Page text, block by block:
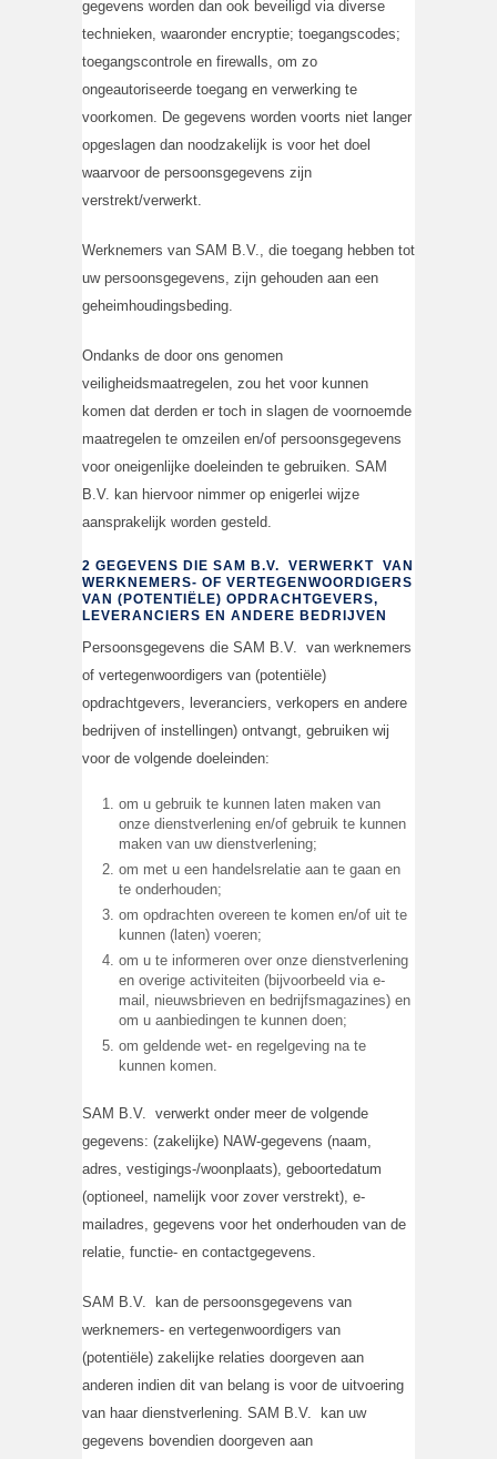
gegevens worden dan ook beveiligd via diverse
technieken, waaronder encryptie; toegangscodes;
toegangscontrole en firewalls, om zo
ongeautoriseerde toegang en verwerking te
voorkomen. De gegevens worden voorts niet langer
opgeslagen dan noodzakelijk is voor het doel
waarvoor de persoonsgegevens zijn
verstrekt/verwerkt.
Werknemers van SAM B.V., die toegang hebben tot
uw persoonsgegevens, zijn gehouden aan een
geheimhoudingsbeding.
Ondanks de door ons genomen
veiligheidsmaatregelen, zou het voor kunnen
komen dat derden er toch in slagen de voornoemde
maatregelen te omzeilen en/of persoonsgegevens
voor oneigenlijke doeleinden te gebruiken. SAM
B.V. kan hiervoor nimmer op enigerlei wijze
aansprakelijk worden gesteld.
2 GEGEVENS DIE SAM B.V. VERWERKT VAN
WERKNEMERS- OF VERTEGENWOORDIGERS
VAN (POTENTIËLE) OPDRACHTGEVERS,
LEVERANCIERS EN ANDERE BEDRIJVEN
Persoonsgegevens die SAM B.V. van werknemers
of vertegenwoordigers van (potentiële)
opdrachtgevers, leveranciers, verkopers en andere
bedrijven of instellingen) ontvangt, gebruiken wij
voor de volgende doeleinden:
om u gebruik te kunnen laten maken van
onze dienstverlening en/of gebruik te kunnen
maken van uw dienstverlening;
om met u een handelsrelatie aan te gaan en
te onderhouden;
om opdrachten overeen te komen en/of uit te
kunnen (laten) voeren;
om u te informeren over onze dienstverlening
en overige activiteiten (bijvoorbeeld via e-
mail, nieuwsbrieven en bedrijfsmagazines) en
om u aanbiedingen te kunnen doen;
om geldende wet- en regelgeving na te
kunnen komen.
SAM B.V. verwerkt onder meer de volgende
gegevens: (zakelijke) NAW-gegevens (naam,
adres, vestigings-/woonplaats), geboortedatum
(optioneel, namelijk voor zover verstrekt), e-
mailadres, gegevens voor het onderhouden van de
relatie, functie- en contactgegevens.
SAM B.V. kan de persoonsgegevens van
werknemers- en vertegenwoordigers van
(potentiële) zakelijke relaties doorgeven aan
anderen indien dit van belang is voor de uitvoering
van haar dienstverlening. SAM B.V. kan uw
gegevens bovendien doorgeven aan